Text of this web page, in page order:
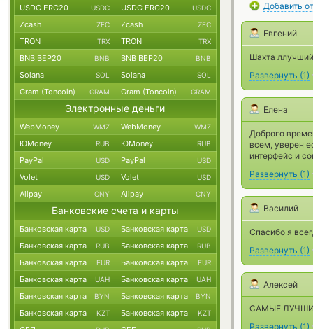
Добавить
Евгений
Шахта ллучший
Развернуть (1)
Елена
Доброго
всем, уверен
интерфейс и
Развернуть (1)
Василий
Спасибо я
Развернуть (1)
Алексей
САМЫЕ
Развернуть (1)
USDC ERC20 USDC USDC ERC20 USDC
Zcash ZEC Zcash ZEC
TRON TRX TRON TRX
BNB BEP20 BNB BNB BEP20 BNB
Solana SOL Solana SOL
Gram (Toncoin) GRAM Gram (Toncoin) GRAM
Электронные деньги
WebMoney WMZ WebMoney WMZ
ЮMoney RUB ЮMoney RUB
PayPal USD PayPal USD
Volet USD Volet USD
Alipay CNY Alipay CNY
Банковские счета и карты
Банковская карта USD Банковская карта USD
Банковская карта RUB Банковская карта RUB
Банковская карта EUR Банковская карта EUR
Банковская карта UAH Банковская карта UAH
Банковская карта BYN Банковская карта BYN
Банковская карта KZT Банковская карта KZT